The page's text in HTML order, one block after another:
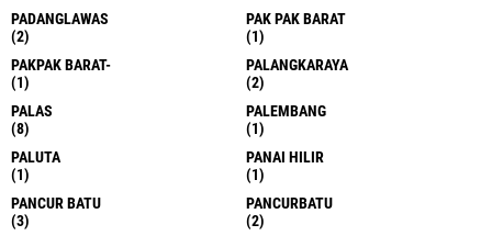
PADANGLAWAS
(2)
PAK PAK BARAT
(1)
PAKPAK BARAT-
(1)
PALANGKARAYA
(2)
PALAS
(8)
PALEMBANG
(1)
PALUTA
(1)
PANAI HILIR
(1)
PANCUR BATU
(3)
PANCURBATU
(2)